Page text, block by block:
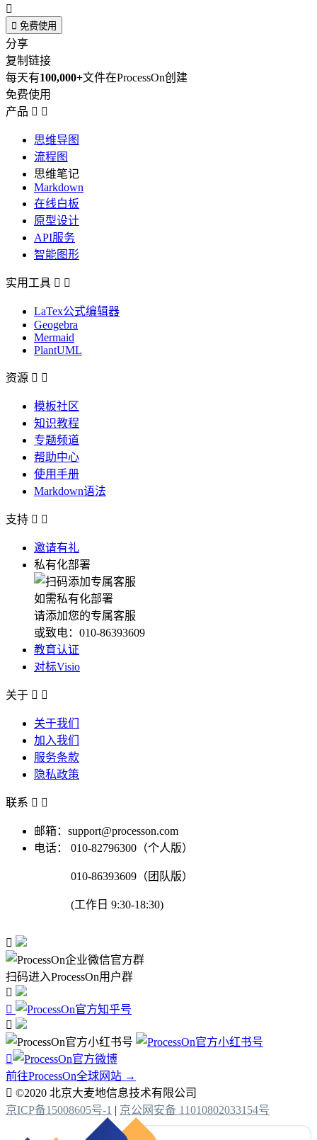

 免费使用
分享
复制链接
每天有100,000+文件在ProcessOn创建
免费使用
产品  
思维导图
流程图
思维笔记
Markdown
在线白板
原型设计
API服务
智能图形
实用工具  
LaTex公式编辑器
Geogebra
Mermaid
PlantUML
资源  
模板社区
知识教程
专题频道
帮助中心
使用手册
Markdown语法
支持  
邀请有礼
私有化部署
如需私有化部署
请添加您的专属客服
或致电：010-86393609
教育认证
对标Visio
关于  
关于我们
加入我们
服务条款
隐私政策
联系  
邮箱：support@processon.com
电话：
010-82796300（个人版）
010-86393609（团队版）
(工作日 9:30-18:30)

扫码进入ProcessOn用户群




前往ProcessOn全球网站 →
 ©2020 北京大麦地信息技术有限公司
京ICP备15008605号-1 | 京公网安备 11010802033154号